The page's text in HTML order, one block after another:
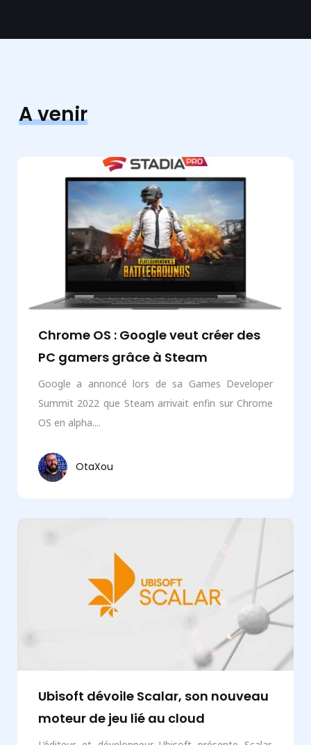
A venir
Chrome OS : Google veut créer des
PC gamers grâce à Steam
Google a annoncé lors de sa Games Developer
Summit 2022 que Steam arrivait enfin sur Chrome
OS en alpha....
OtaXou
Ubisoft dévoile Scalar, son nouveau
moteur de jeu lié au cloud